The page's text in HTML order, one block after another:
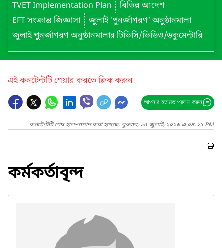
TVET Implementation Plan
বিভিন্ন আদেশ
EFT সংক্রান্ত জিজ্ঞাসা
জুলাই 'পুনর্জাগরণ' অনুষ্ঠানমালা
জুলাই পুনর্জাগরণ অনুষ্ঠানমালার টিভিসি/ভিডিও/ডকুমেন্টারি
এই কনটেন্টটি শেয়ার করতে ক্লিক করুন
আপনার মতামত প্রদান করুন
কনটেন্টটি শেষ হাল-নাগাদ করা হয়েছে: বুধবার, ১৫ জুলাই, ২০২৬ এ ০৪:২১ PM
কর্মকর্তাবৃন্দ